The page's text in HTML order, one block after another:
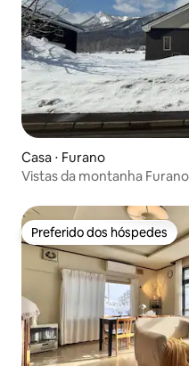
Casa ⋅ Furano
Vistas da montanha
Preferido dos hóspedes
Preferido dos hóspedes